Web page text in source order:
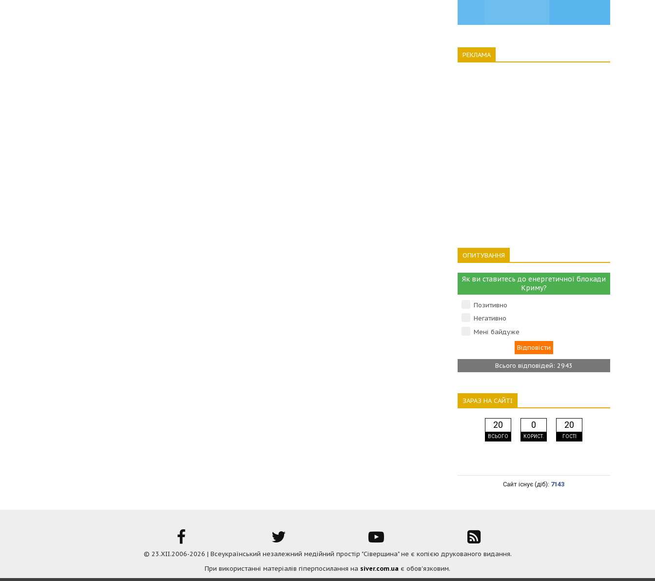
РЕКЛАМА
ОПИТУВАННЯ
Як ви ставитесь до енергетичної блокади
Криму?
Позитивно
Негативно
Мені байдуже
Всього відповідей: 2943
ЗАРАЗ НА САЙТІ
20
ВСЬОГО
0
КОРИСТ.
20
ГОСТІ
Сайт існує (діб): 7143
© 23.XII.2006-2026 | Всеукраїнський незалежний медійний простір "Сіверщина" не є копією друкованого видання.
При використанні матеріалів гіперпосилання на siver.com.ua є обов'язковим.